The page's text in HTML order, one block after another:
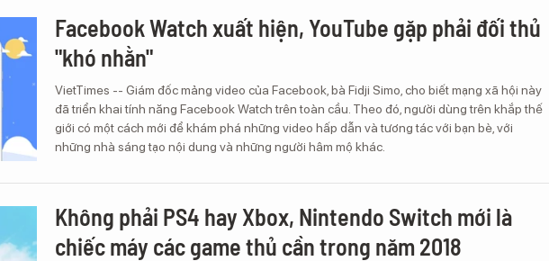
Facebook Watch xuất hiện, YouTube gặp phải đối thủ
"khó nhằn"
VietTimes -- Giám đốc mảng video của Facebook, bà Fidji Simo, cho biết mạng xã hội này
đã triển khai tính năng Facebook Watch trên toàn cầu. Theo đó, người dùng trên khắp thế
giới có một cách mới để khám phá những video hấp dẫn và tương tác với bạn bè, với
những nhà sáng tạo nội dung và những người hâm mộ khác.
Không phải PS4 hay Xbox, Nintendo Switch mới là
chiếc máy các game thủ cần trong năm 2018